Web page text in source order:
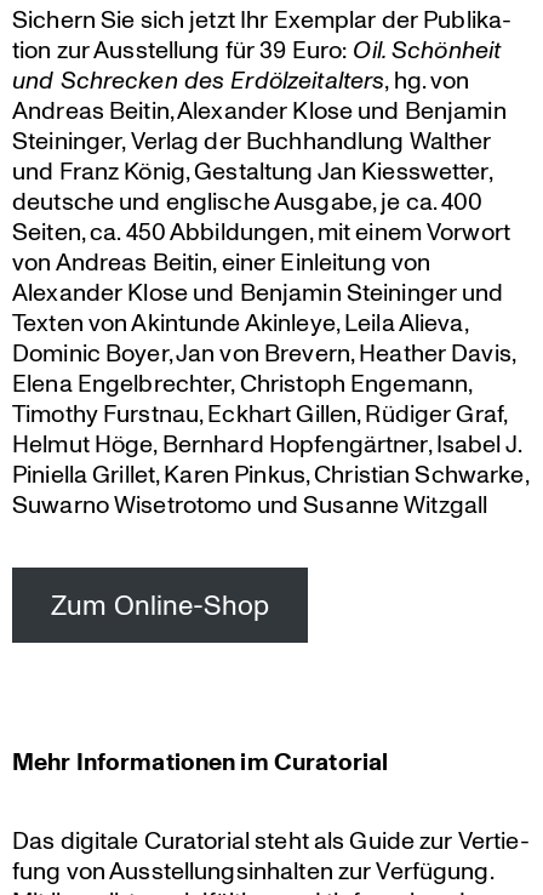
Sichern Sie sich jetzt Ihr Exemplar der Publi­ka­
tion zur Ausstel­lung für 39 Euro: Oil. Schönheit
und Schrecken des Erdöl­zeit­al­ters, hg. von
Andreas Beitin, Alexander Klose und Benjamin
Steininger, Verlag der Buchhand­lung Walther
und Franz König, Gestal­tung Jan Kiess­wetter,
deutsche und englische Ausgabe, je ca. 400
Seiten, ca. 450 Abbil­dungen, mit einem Vorwort
von Andreas Beitin, einer Einlei­tung von
Alexander Klose und Benjamin Steininger und
Texten von Akintunde Akinleye, Leila Alieva,
Dominic Boyer, Jan von Brevern, Heather Davis,
Elena Engelbrechter, Christoph Engemann,
Timothy Furstnau, Eckhart Gillen, Rüdiger Graf,
Helmut Höge, Bernhard Hopfen­gärtner, Isabel J.
Piniella Grillet, Karen Pinkus, Christian Schwarke,
Suwarno Wisetro­tomo und Susanne Witzgall
Zum Online-Shop
Mehr Infor­ma­tionen im Curatorial
Das digitale Curato­rial steht als Guide zur Vertie­
fung von Ausstel­lungs­in­halten zur Verfügung.